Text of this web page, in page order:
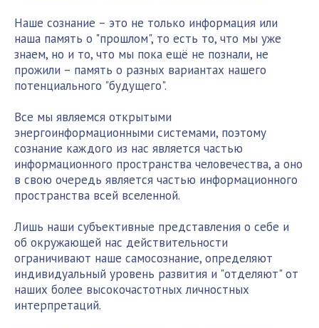
Наше сознание – это не только информация или
наша память о "прошлом", то есть то, что мы уже
знаем, но и то, что мы пока ещё не познали, не
прожили – память о разных вариантах нашего
потенциального "будущего".
Все мы являемся открытыми
энергоинформационными системами, поэтому
сознание каждого из нас является частью
информационного пространства человечества, а оно
в свою очередь является частью информационного
пространства всей вселенной.
Лишь наши субъективные представления о себе и
об окружающей нас действительности
ограничивают наше самосознание, определяют
индивидуальный уровень развития и "отделяют" от
наших более высокочастотных личностных
интерпретаций.